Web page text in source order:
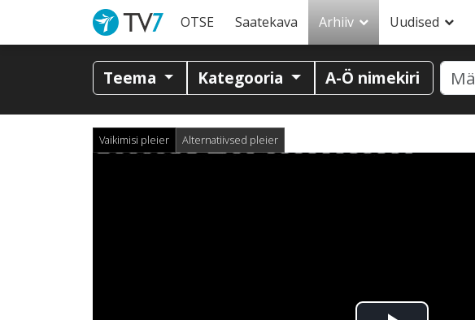
OTSE Saatekava Arhiiv Uudised
Teema Kategooria A-Ö nimekiri
Vaikimisi pleier Alternatiivsed pleier